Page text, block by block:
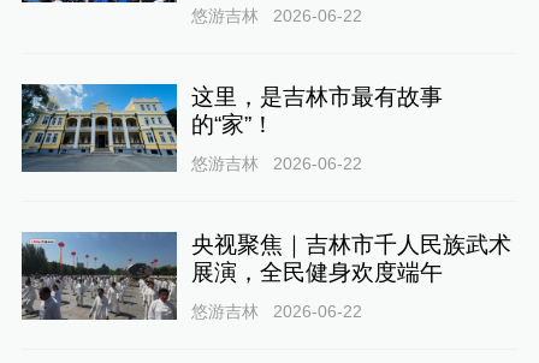
悠游吉林 2026-06-22
这里，是吉林市最有故事
的“家”！
悠游吉林 2026-06-22
央视聚焦｜吉林市千人民族武术
展演，全民健身欢度端午
悠游吉林 2026-06-22